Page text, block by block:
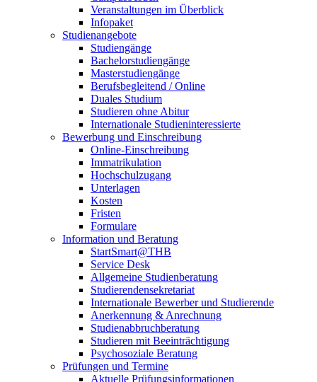
Veranstaltungen im Überblick
Infopaket
Studienangebote
Studiengänge
Bachelorstudiengänge
Masterstudiengänge
Berufsbegleitend / Online
Duales Studium
Studieren ohne Abitur
Internationale Studieninteressierte
Bewerbung und Einschreibung
Online-Einschreibung
Immatrikulation
Hochschulzugang
Unterlagen
Kosten
Fristen
Formulare
Information und Beratung
StartSmart@THB
Service Desk
Allgemeine Studienberatung
Studierendensekretariat
Internationale Bewerber und Studierende
Anerkennung & Anrechnung
Studienabbruchberatung
Studieren mit Beeinträchtigung
Psychosoziale Beratung
Prüfungen und Termine
Aktuelle Prüfungsinformationen